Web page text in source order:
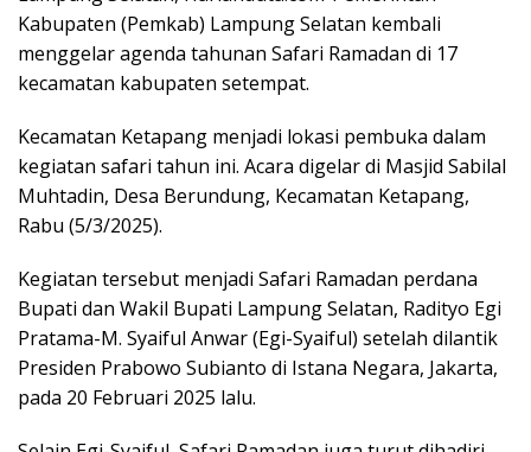
Kabupaten (Pemkab) Lampung Selatan kembali
menggelar agenda tahunan Safari Ramadan di 17
kecamatan kabupaten setempat.
Kecamatan Ketapang menjadi lokasi pembuka dalam
kegiatan safari tahun ini. Acara digelar di Masjid Sabilal
Muhtadin, Desa Berundung, Kecamatan Ketapang,
Rabu (5/3/2025).
Kegiatan tersebut menjadi Safari Ramadan perdana
Bupati dan Wakil Bupati Lampung Selatan, Radityo Egi
Pratama-M. Syaiful Anwar (Egi-Syaiful) setelah dilantik
Presiden Prabowo Subianto di Istana Negara, Jakarta,
pada 20 Februari 2025 lalu.